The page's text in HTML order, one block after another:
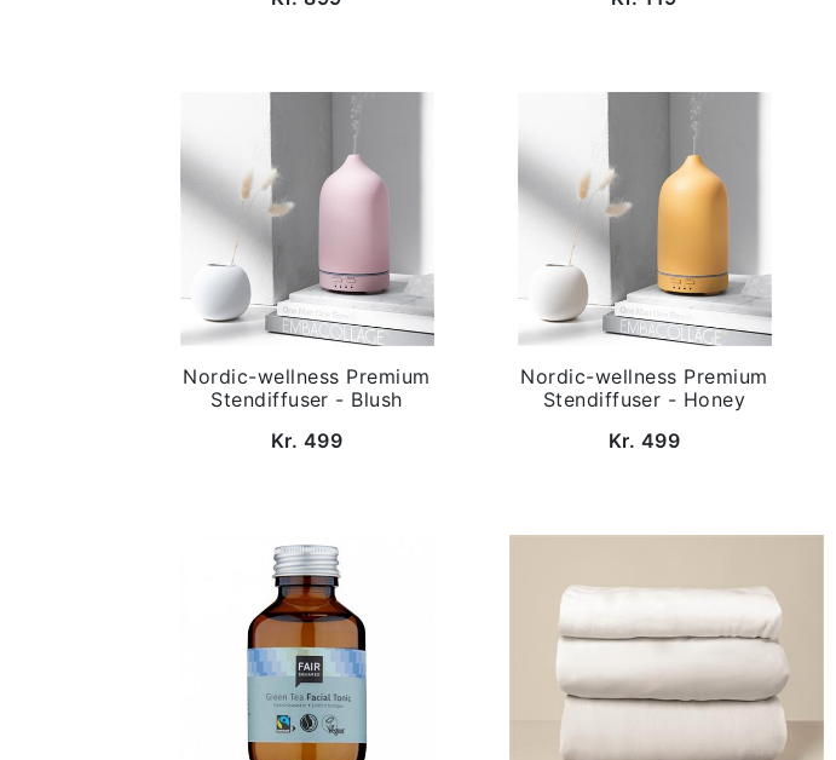
Nordic-wellness Premium
Stendiffuser - Blush
Kr. 499
Nordic-wellness Premium
Stendiffuser - Honey
Kr. 499